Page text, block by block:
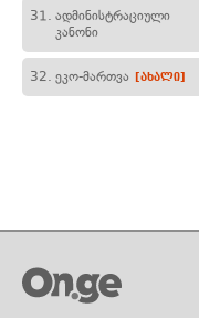
31. ადმინისტრაციული
კანონი
32. ეკო-მართვა [ახალი]